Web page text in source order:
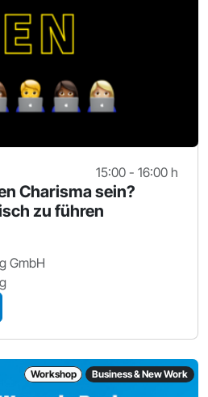
15:00 - 16:00 h
Charisma sein?
zu führen
GmbH
Workshop Business & New Work